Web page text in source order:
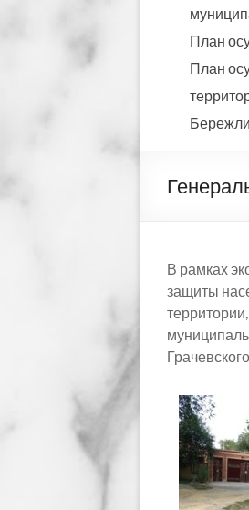
План
План
В рамках
защиты